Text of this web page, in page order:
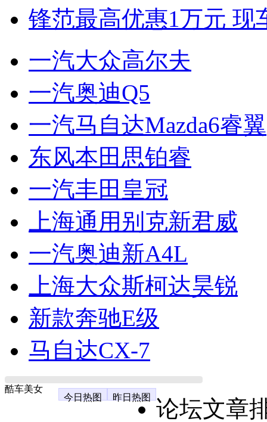
锋范最高优惠1万元 现
一汽大众高尔夫
一汽奥迪Q5
一汽马自达Mazda6睿翼
东风本田思铂睿
一汽丰田皇冠
上海通用别克新君威
一汽奥迪新A4L
上海大众斯柯达昊锐
新款奔驰E级
马自达CX-7
酷车美女
今日热图
昨日热图
论坛文章